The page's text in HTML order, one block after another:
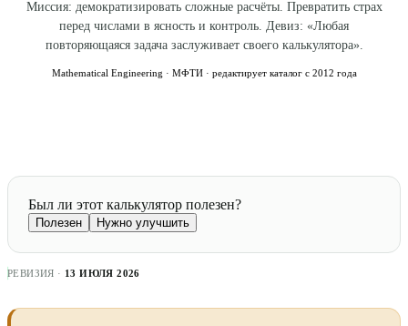
Миссия: демократизировать сложные расчёты. Превратить страх
перед числами в ясность и контроль. Девиз: «Любая
повторяющаяся задача заслуживает своего калькулятора».
Mathematical Engineering · МФТИ · редактирует каталог с 2012 года
Был ли этот калькулятор полезен?
Полезен Нужно улучшить
РЕВИЗИЯ · 13 ИЮЛЯ 2026